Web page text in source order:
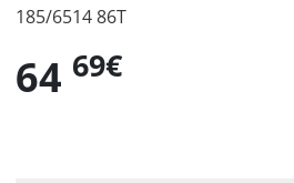
185/6514 86T
64 69€